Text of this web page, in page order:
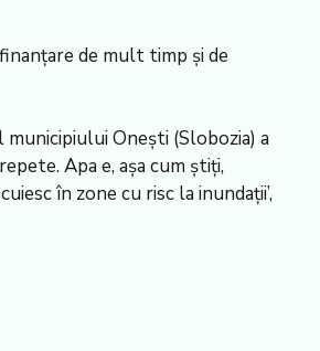
de mult timp și de
Onești (Slobozia) a
Apa e, așa cum știți,
în zone cu risc la inundații’,